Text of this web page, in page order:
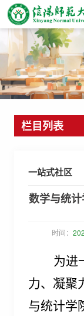
栏目列表
一站式社区
数学与统
时间：
为进
力、凝聚
与统计学